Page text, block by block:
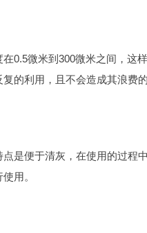
0.5微米到300微米之间，这
的利用，且不会造成其浪费的
是便于清灰，在使用的过程
用。